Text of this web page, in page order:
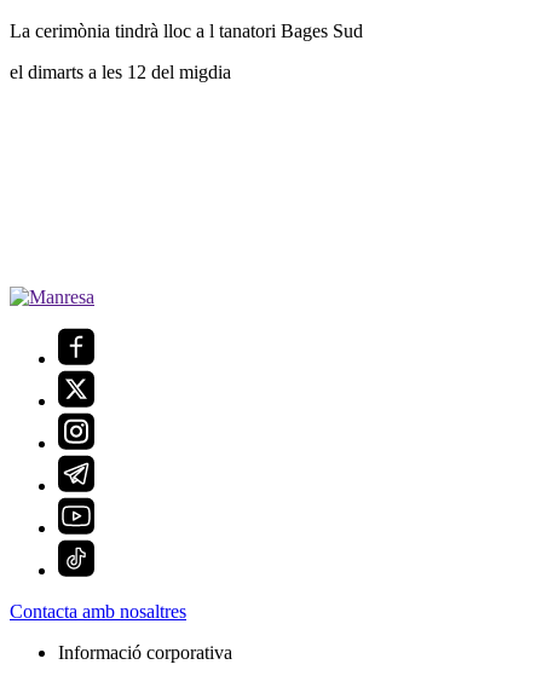
La cerimònia tindrà lloc a l tanatori Bages Sud
el dimarts a les 12 del migdia
Contacta amb nosaltres
Informació corporativa